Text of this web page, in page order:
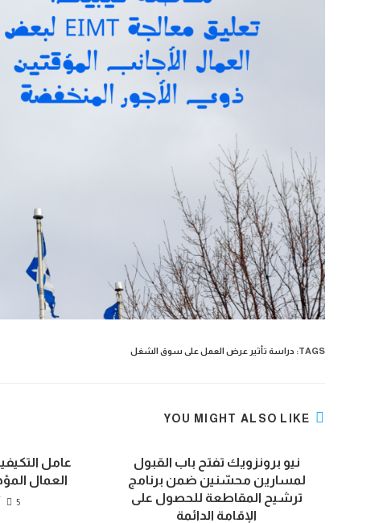
TAGS
: دراسة تأثير عرض العمل على سوق الشغل
YOU MIGHT ALSO LIKE
عامل
العمال
5 أبريل 2024
نيو برونزويك تفتح باب القبول
لمسارين محسّنين ضمن برنامج
ترشيح المقاطعة للحصول على
الإقامة الدائمة